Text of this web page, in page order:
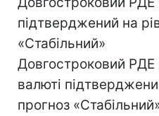
підтверджений на
«Стабільний»
Довгостроковий РДЕ
валюті
прогноз